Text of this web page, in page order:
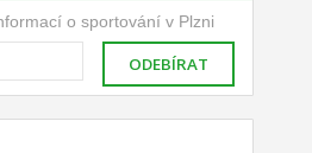
o sportování v Plzni